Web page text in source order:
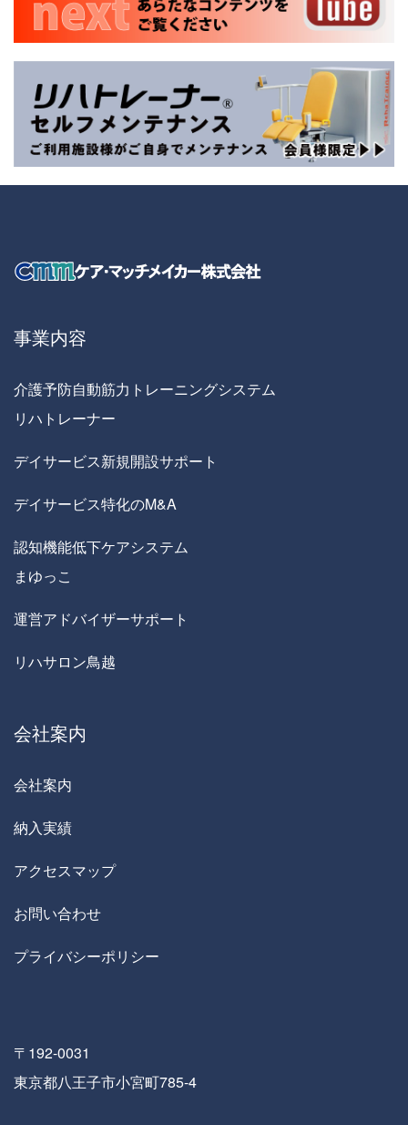
事業内容
介護予防自動筋力トレーニングシステム
リハトレーナー
デイサービス新規開設サポート
デイサービス特化のM&A
認知機能低下ケアシステム
まゆっこ
運営アドバイザーサポート
リハサロン鳥越
会社案内
会社案内
納入実績
アクセスマップ
お問い合わせ
プライバシーポリシー
〒192-0031
東京都八王子市小宮町785-4